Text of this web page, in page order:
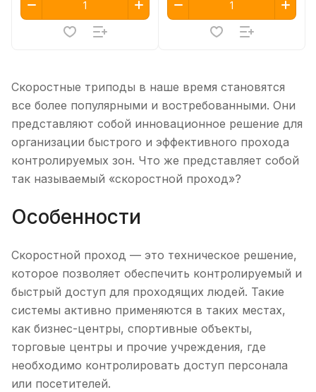
Скоростные триподы в наше время становятся
все более популярными и востребованными. Они
представляют собой инновационное решение для
организации быстрого и эффективного прохода
контролируемых зон. Что же представляет собой
так называемый «скоростной проход»?
Особенности
Скоростной проход — это техническое решение,
которое позволяет обеспечить контролируемый и
быстрый доступ для проходящих людей. Такие
системы активно применяются в таких местах,
как бизнес-центры, спортивные объекты,
торговые центры и прочие учреждения, где
необходимо контролировать доступ персонала
или посетителей.